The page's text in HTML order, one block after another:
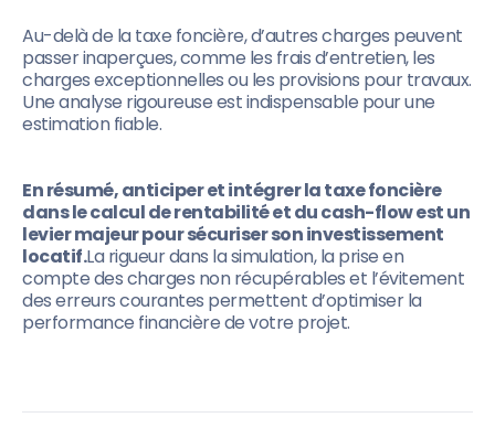
Au-delà de la taxe foncière, d’autres charges peuvent
passer inaperçues, comme les frais d’entretien, les
charges exceptionnelles ou les provisions pour travaux.
Une analyse rigoureuse est indispensable pour une
estimation fiable.
En résumé, anticiper et intégrer la taxe foncière
dans le calcul de rentabilité et du cash-flow est un
levier majeur pour sécuriser son investissement
locatif.La rigueur dans la simulation, la prise en
compte des charges non récupérables et l’évitement
des erreurs courantes permettent d’optimiser la
performance financière de votre projet.